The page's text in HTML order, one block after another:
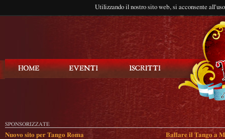
Utilizzando il nostro sito web, si acconsente
SPONSORIZZATE
Nuovo sito per Tango Roma Ballare il Tango a